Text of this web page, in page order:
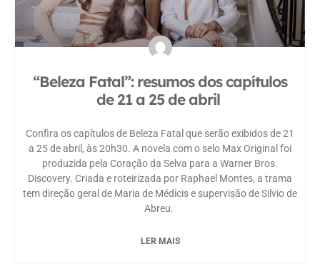
“Beleza Fatal”: resumos dos capítulos
de 21 a 25 de abril
Confira os capítulos de Beleza Fatal que serão exibidos de 21
a 25 de abril, às 20h30. A novela com o selo Max Original foi
produzida pela Coração da Selva para a Warner Bros.
Discovery. Criada e roteirizada por Raphael Montes, a trama
tem direção geral de Maria de Médicis e supervisão de Silvio de
Abreu.
LER MAIS